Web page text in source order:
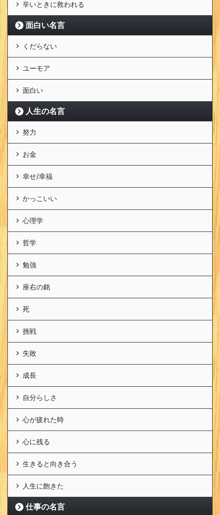
辛いときに救われる
面白い名言
くだらない
ユーモア
面白い
人生の名言
努力
お金
幸せ/幸福
かっこいい
心理学
哲学
勉強
座右の銘
死
挑戦
失敗
成長
自分らしさ
心が疲れた時
心に残る
生きると向き合う
人生に飽きた
仕事の名言